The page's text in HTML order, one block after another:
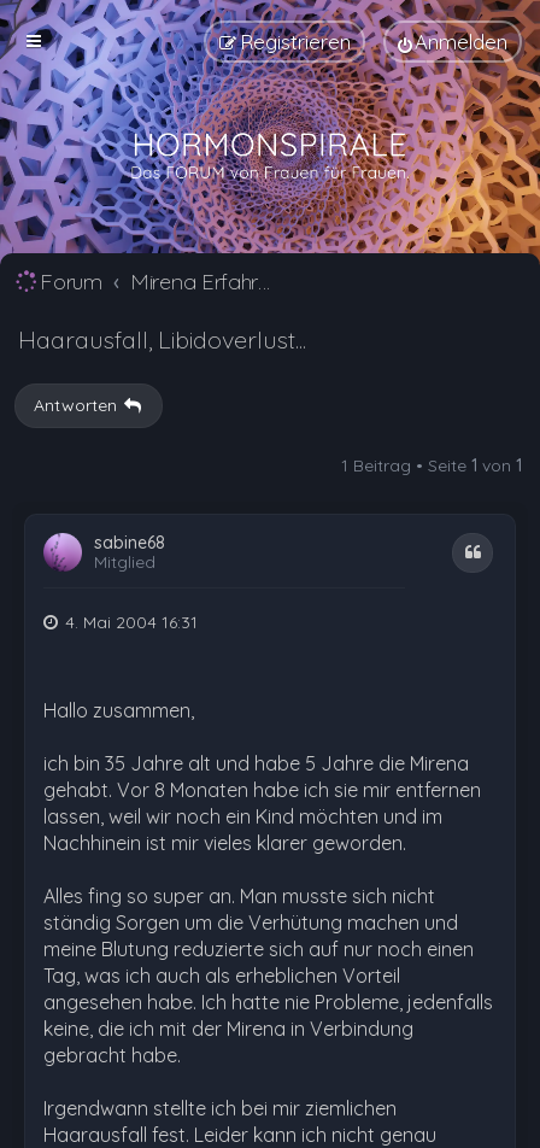
Anmelden
Registrieren
Forum Mirena Erfahrungsberichte und Nebenwirkungen
Haarausfall, Libidoverlust...
Antworten
1 Beitrag • Seite 1 von 1
sabine68
Mitglied
Zitat
4. Mai 2004 16:31
Hallo zusammen,
ich bin 35 Jahre alt und habe 5 Jahre die Mirena
gehabt. Vor 8 Monaten habe ich sie mir entfernen
lassen, weil wir noch ein Kind möchten und im
Nachhinein ist mir vieles klarer geworden.
Alles fing so super an. Man musste sich nicht
ständig Sorgen um die Verhütung machen und
meine Blutung reduzierte sich auf nur noch einen
Tag, was ich auch als erheblichen Vorteil
angesehen habe. Ich hatte nie Probleme, jedenfalls
keine, die ich mit der Mirena in Verbindung
gebracht habe.
Irgendwann stellte ich bei mir ziemlichen
Haarausfall fest. Leider kann ich nicht genau